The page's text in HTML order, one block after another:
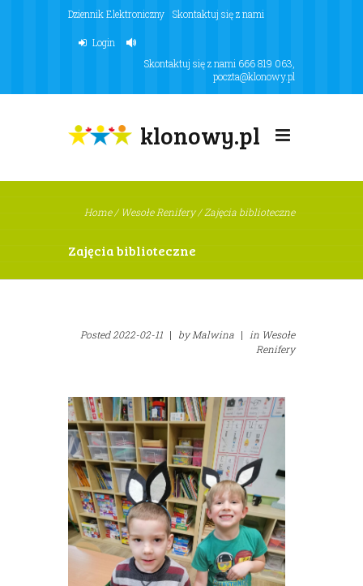
Dziennik Elektroniczny Skontaktuj się z nami
Login
Skontaktuj się z nami 666 819 063
poczta@klonowy.pl
klonowy.pl
Home/ Wesołe Renifery/Zajęcia biblioteczne
Zajęcia biblioteczne
Posted2022-02-11 | byMalwina | in Wesołe
Renifery